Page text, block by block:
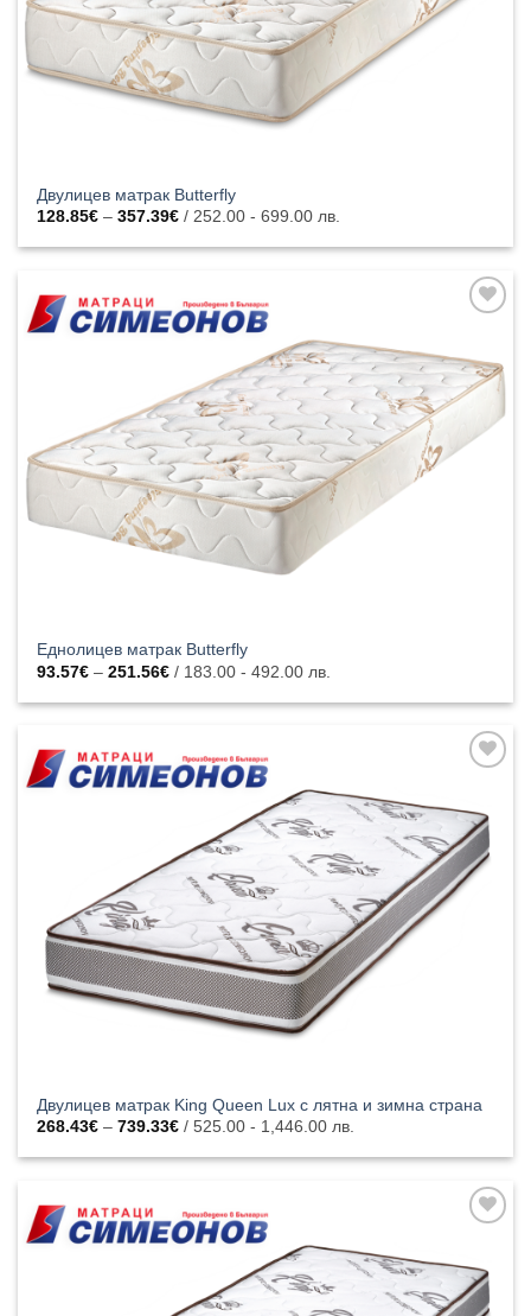
Двулицев матрак Butterfly
128.85€ – 357.39€Price
128.85€
/ 252.00 - 699.00 лв.
списъка с
харесани
продукти
Еднолицев матрак Butterfly
93.57€ – 251.56€Price
93.57€
/ 183.00 - 492.00 лв.
списъка с
харесани
продукти
Двулицев матрак King Queen Lux с лятна и зимна страна
268.43€ – 739.33€Price
268.43€
/ 525.00 - 1,446.00 лв.
списъка с
харесани
продукти